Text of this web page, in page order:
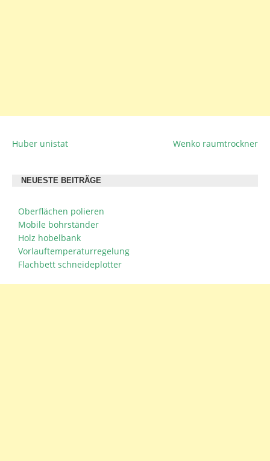
BEITRAGSNAVIGATION
Huber unistat Wenko raumtrockner
NEUESTE BEITRÄGE
Oberflächen polieren
Mobile bohrständer
Holz hobelbank
Vorlauftemperaturregelung
Flachbett schneideplotter